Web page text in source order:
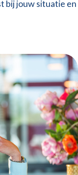
bij jouw situatie en